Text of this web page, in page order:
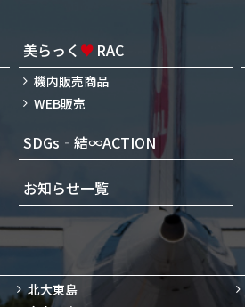
美らっく ♥ RAC
機内販売商品
WEB販売
SDGs‐結∞ACTION
お知らせ一覧
北大東島